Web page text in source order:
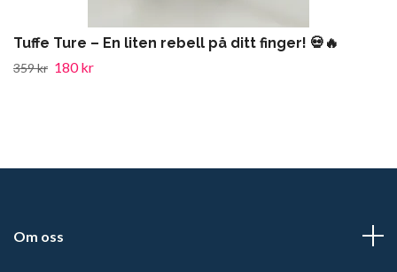
Tuffe Ture – En liten rebell på ditt finger! 💀🔥
359 kr 180 kr
Om oss